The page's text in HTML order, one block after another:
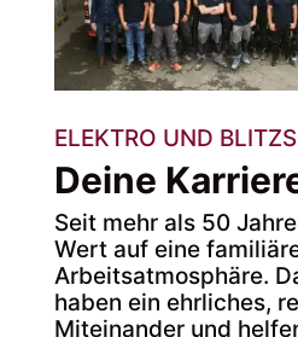
ELEKTRO UND
Deine
Seit mehr als 50
Wert auf eine
Arbeitsatmosphäre.
haben ein ehrliches,
Miteinander und